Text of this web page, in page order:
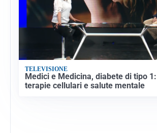
TELEVISIONE
Medici e Medicina, diabete di tipo
terapie cellulari e salute mentale